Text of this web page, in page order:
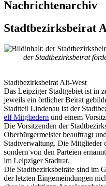
Nachrichtenarchiv
Stadtbezirksbeirat
der Stadtbezirksbeirat
Stadtbezirksbeirat Alt-West
Das Leipziger Stadtgebiet ist in
jeweils ein örtlicher Beirat
Stadtteil Lindenau ist der
elf Mitgliedern und einem
Die Vorsitzenden der
Oberbürgermeister beauftragt
Stadtverwaltung. Die Mitglieder
sondern von den Parteien
im Leipziger Stadtrat.
Die Stadtbezirksbeiräte sind im
der letzten Eingemeindungen